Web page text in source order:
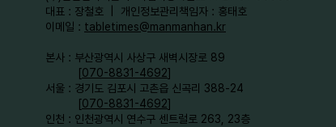
대표 : 장철호 | 개인정보관리책임자 : 홍태호
이메일 : tabletimes@manmanhan.kr
본사 : 부산광역시 사상구 새벽시장로 89
[070-8831-4692]
서울 : 경기도 김포시 고촌읍 신곡리 388-24
[070-8831-4692]
인천 : 인천광역시 연수구 센트럴로 263, 23층